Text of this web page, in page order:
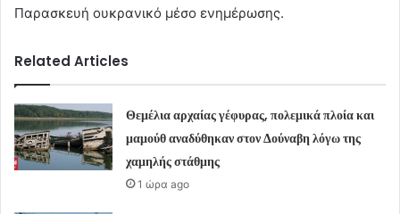
Παρασκευή ουκρανικό μέσο ενημέρωσης.
Related Articles
Θεμέλια αρχαίας γέφυρας, πολεμικά πλοία και
μαμούθ αναδύθηκαν στον Δούναβη λόγω της
χαμηλής στάθμης
1 ώρα ago